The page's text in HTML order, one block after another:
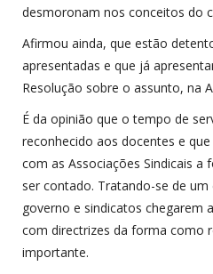
desmoronam nos conceitos do
Afirmou ainda, que estão
apresentadas e que já
Resolução sobre o assunto, na
É da opinião que o tempo de
reconhecido aos docentes e
com as Associações Sindicais
ser contado. Tratando-se de
governo e sindicatos chegarem
com directrizes da forma como
importante.